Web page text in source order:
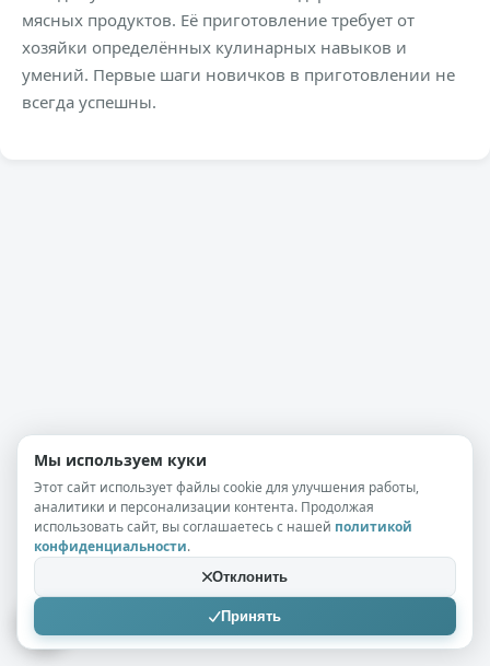
мясных продуктов. Её приготовление требует от
хозяйки определённых кулинарных навыков и
умений. Первые шаги новичков в приготовлении не
всегда успешны.
Мы используем куки
Этот сайт использует файлы cookie для улучшения работы,
аналитики и персонализации контента. Продолжая
использовать сайт, вы соглашаетесь с нашей политикой
конфиденциальности.
Отклонить
Принять